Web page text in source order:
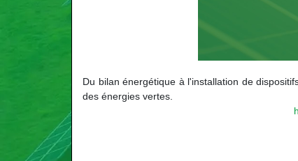
Du bilan énergétique à l'installation de
des énergies vertes.